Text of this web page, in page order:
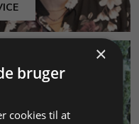
×
bruger
cookies til at